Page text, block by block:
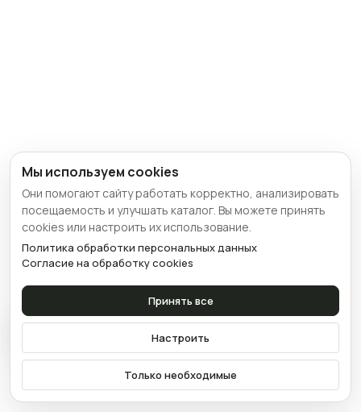
Связаться
Мы используем cookies
Они помогают сайту работать корректно, анализировать
посещаемость и улучшать каталог. Вы можете принять
cookies или настроить их использование.
Политика обработки персональных данных
Согласие на обработку cookies
Принять все
Настроить
Только необходимые